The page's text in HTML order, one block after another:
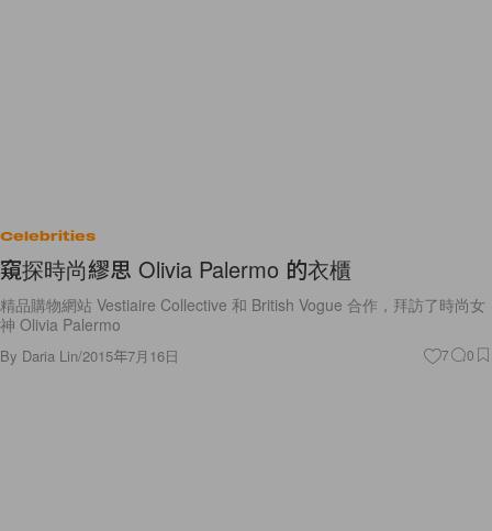
Celebrities
窺探時尚繆思 Olivia Palermo 的衣櫃
精品購物網站 Vestiaire Collective 和 British Vogue 合作，拜訪了時尚女
神 Olivia Palermo
By Daria Lin/2015年7月16日 7 0